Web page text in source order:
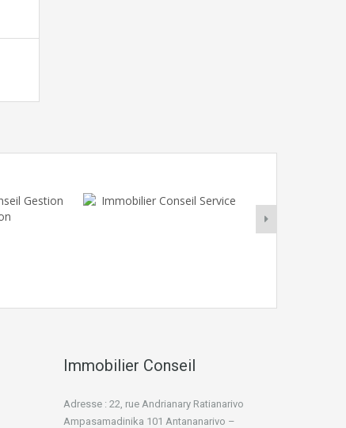
Immobilier Conseil
Adresse : 22, rue Andrianary Ratianarivo
Ampasamadinika 101 Antananarivo –